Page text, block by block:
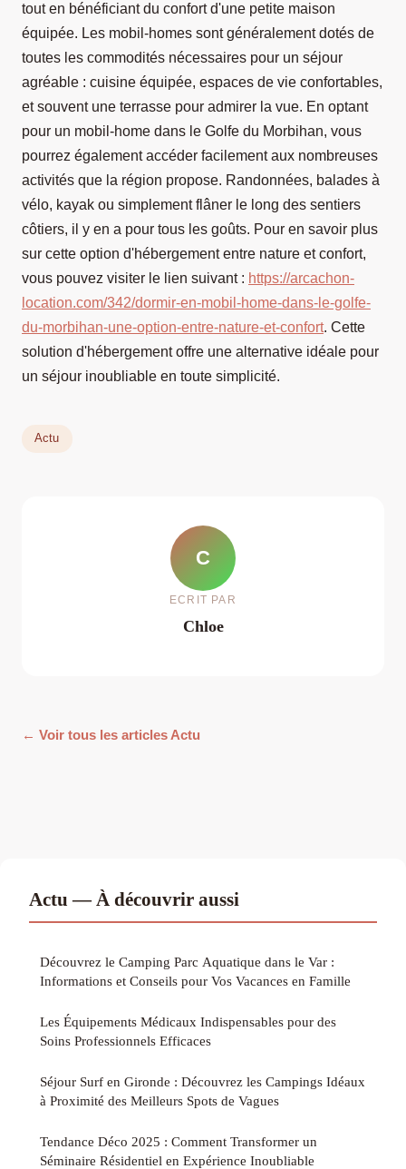
tout en bénéficiant du confort d'une petite maison
équipée. Les mobil-homes sont généralement dotés de
toutes les commodités nécessaires pour un séjour
agréable : cuisine équipée, espaces de vie confortables,
et souvent une terrasse pour admirer la vue. En optant
pour un mobil-home dans le Golfe du Morbihan, vous
pourrez également accéder facilement aux nombreuses
activités que la région propose. Randonnées, balades à
vélo, kayak ou simplement flâner le long des sentiers
côtiers, il y en a pour tous les goûts. Pour en savoir plus
sur cette option d'hébergement entre nature et confort,
vous pouvez visiter le lien suivant : https://arcachon-
location.com/342/dormir-en-mobil-home-dans-le-golfe-
du-morbihan-une-option-entre-nature-et-confort. Cette
solution d'hébergement offre une alternative idéale pour
un séjour inoubliable en toute simplicité.
Actu
C
ECRIT PAR
Chloe
← Voir tous les articles Actu
Actu — À découvrir aussi
Découvrez le Camping Parc Aquatique dans le Var :
Informations et Conseils pour Vos Vacances en Famille
Les Équipements Médicaux Indispensables pour des
Soins Professionnels Efficaces
Séjour Surf en Gironde : Découvrez les Campings Idéaux
à Proximité des Meilleurs Spots de Vagues
Tendance Déco 2025 : Comment Transformer un
Séminaire Résidentiel en Expérience Inoubliable